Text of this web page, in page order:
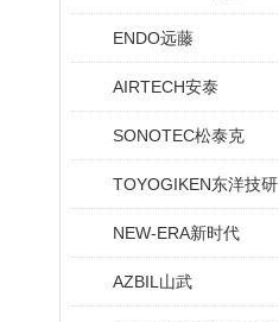
ENDO远藤
AIRTECH安泰
SONOTEC松泰克
TOYOGIKEN东洋技研
NEW-ERA新时代
AZBIL山武